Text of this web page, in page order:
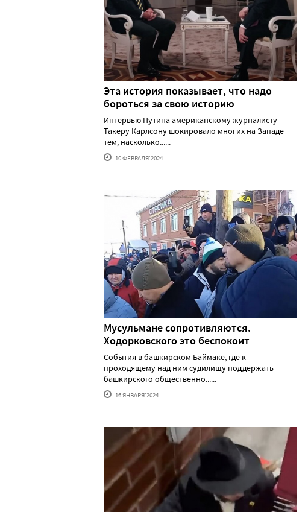
Эта история показывает, что надо
бороться за свою историю
Интервью Путина американскому журналисту
Такеру Карлсону шокировало многих на Западе
тем, насколько......
10 ФЕВРАЛЯ'2024
Мусульмане сопротивляются.
Ходорковского это беспокоит
События в башкирском Баймаке, где к
проходящему над ним судилищу поддержать
башкирского общественно......
16 ЯНВАРЯ'2024